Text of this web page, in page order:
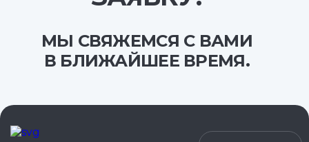
МЫ СВЯЖЕМСЯ С ВАМИ
В БЛИЖАЙШЕЕ ВРЕМЯ.